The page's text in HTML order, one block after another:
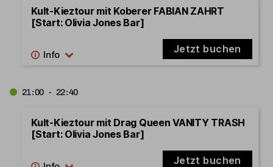
Kult-Kieztour mit Koberer FABIAN ZAHRT
[Start: Olivia Jones Bar]
Jetzt buchen
21:00 - 22:40
Kult-Kieztour mit Drag Queen VANITY TRASH
[Start: Olivia Jones Bar]
Jetzt buchen